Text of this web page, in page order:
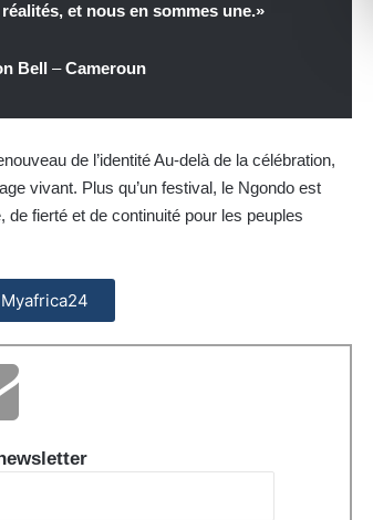
et nous en sommes une.»
Bell –Cameroun
de l’identité Au-delà de la célébration,
vivant. Plus qu’un festival, le Ngondo est
fierté et de continuité pour les peuples